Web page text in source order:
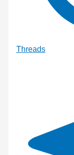
Threads